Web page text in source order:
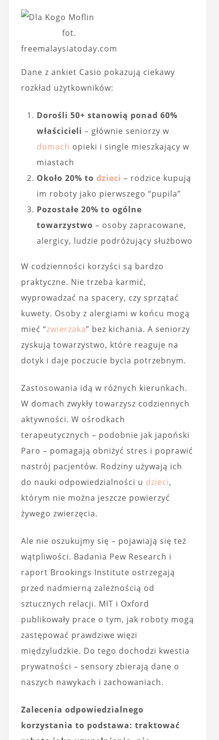
fot.
freemalaysiatoday.com
Dane z ankiet Casio pokazują ciekawy
rozkład użytkowników:
Dorośli 50+ stanowią ponad 60%
właścicieli – głównie seniorzy w
domach opieki i single mieszkający w
miastach
Około 20% to dzieci – rodzice kupują
im roboty jako pierwszego “pupila”
Pozostałe 20% to ogólne
towarzystwo – osoby zapracowane,
alergicy, ludzie podróżujący służbowo
W codzienności korzyści są bardzo
praktyczne. Nie trzeba karmić,
wyprowadzać na spacery, czy sprzątać
kuwety. Osoby z alergiami w końcu mogą
mieć “zwierzaka” bez kichania. A seniorzy
zyskują towarzystwo, które reaguje na
dotyk i daje poczucie bycia potrzebnym.
Zastosowania idą w różnych kierunkach.
W domach zwykły towarzysz codziennych
aktywności. W ośrodkach
terapeutycznych – podobnie jak japoński
Paro – pomagają obniżyć stres i poprawić
nastrój pacjentów. Rodziny używają ich
do nauki odpowiedzialności u dzieci,
którym nie można jeszcze powierzyć
żywego zwierzęcia.
Ale nie oszukujmy się – pojawiają się też
wątpliwości. Badania Pew Research i
raport Brookings Institute ostrzegają
przed nadmierną zależnością od
sztucznych relacji. MIT i Oxford
publikowały prace o tym, jak roboty mogą
zastępować prawdziwe więzi
międzyludzkie. Do tego dochodzi kwestia
prywatności – sensory zbierają dane o
naszych nawykach i zachowaniach.
Zalecenia odpowiedzialnego
korzystania to podstawa: traktować